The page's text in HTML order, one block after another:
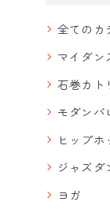
全てのカ
マイダ
石巻カト
モダンバ
ヒップホ
ジャズダ
ヨガ